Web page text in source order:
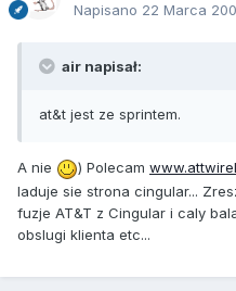
Napisano 22 Marca
air napisał:
at&t jest ze sprintem.
A nie ) Polecam
laduje sie strona cingular...
fuzje AT&T z Cingular i caly
obslugi klienta etc...